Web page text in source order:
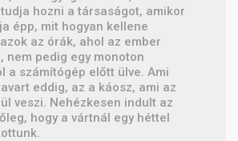
hozni a társaságot, amikor
épp, mit hogyan kellene
az órák, ahol az ember
nem pedig egy monoton
a számítógép előtt ülve. Ami
eddig, az a káosz, ami az
veszi. Nehézkesen indult az
hogy a vártnál egy héttel